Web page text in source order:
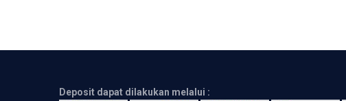
Deposit dapat dilakukan melalui :